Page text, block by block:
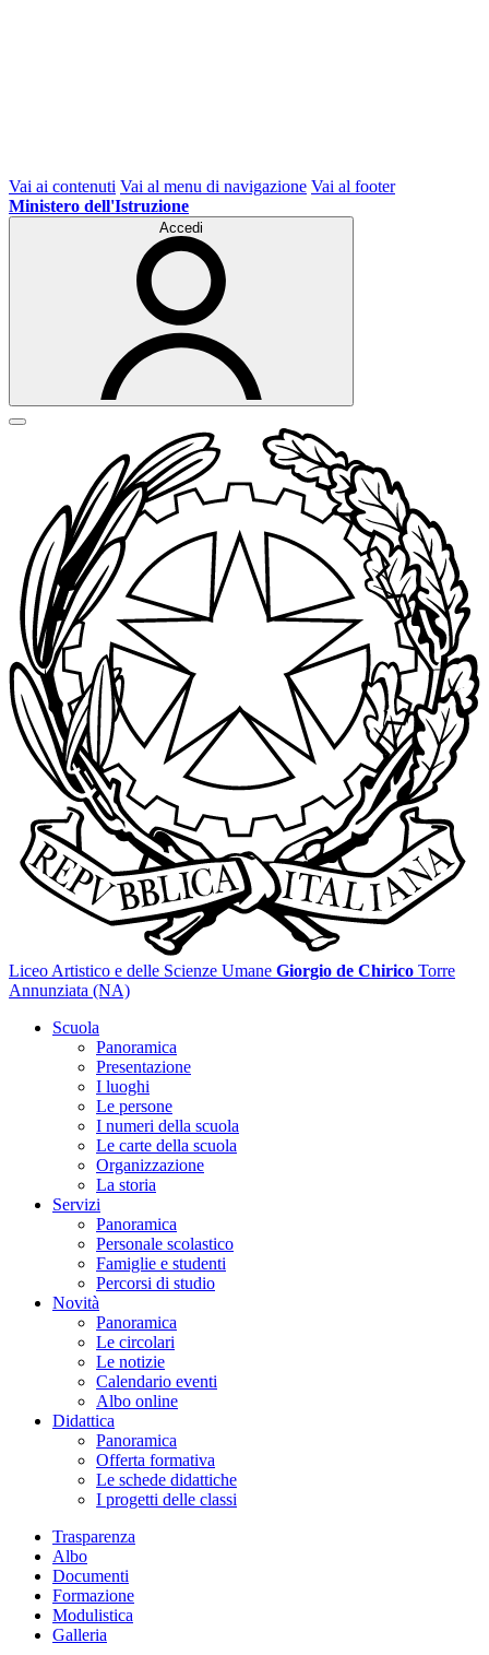
Vai ai contenuti Vai al menu di navigazione Vai al footer
Ministero dell'Istruzione
Accedi
Liceo Artistico e delle Scienze Umane Giorgio de Chirico Torre
Annunziata (NA)
Scuola
Panoramica
Presentazione
I luoghi
Le persone
I numeri della scuola
Le carte della scuola
Organizzazione
La storia
Servizi
Panoramica
Personale scolastico
Famiglie e studenti
Percorsi di studio
Novità
Panoramica
Le circolari
Le notizie
Calendario eventi
Albo online
Didattica
Panoramica
Offerta formativa
Le schede didattiche
I progetti delle classi
Trasparenza
Albo
Documenti
Formazione
Modulistica
Galleria